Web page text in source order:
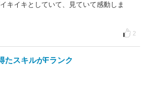
キイキとしていて、見ていて感動しま
2
たスキルがFランク